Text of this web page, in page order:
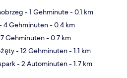
- 1 Gehminute- 0.1 km
4 Gehminuten- 0.4 km
Gehminuten- 0.7 km
- 12 Gehminuten- 1.1 km
- 2 Autominuten- 1.7 km